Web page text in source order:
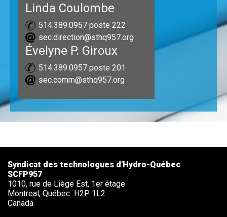
Linda Coulombe
514.389.0957 poste 222
sec.direction@sthq957.org
Évelyne P. Giroux
514.389.0957 poste 201
sec.comm@sthq957.org
Syndicat des technologues d'Hydro-Québec
SCFP957
1010, rue de Liège Est, 1er étage
Montreal, Québec H2P 1L2
Canada